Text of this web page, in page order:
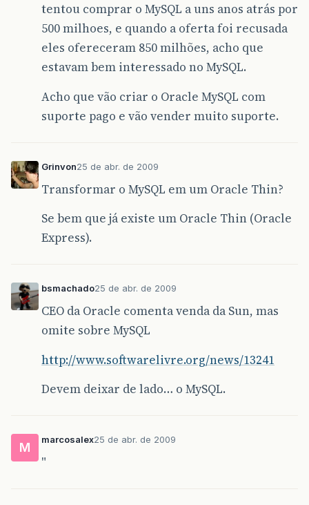
tentou comprar o MySQL a uns anos atrás por
500 milhoes, e quando a oferta foi recusada
eles ofereceram 850 milhões, acho que
estavam bem interessado no MySQL.
Acho que vão criar o Oracle MySQL com
suporte pago e vão vender muito suporte.
Grinvon25 de abr. de 2009
Transformar o MySQL em um Oracle Thin?
Se bem que já existe um Oracle Thin (Oracle
Express).
bsmachado25 de abr. de 2009
CEO da Oracle comenta venda da Sun, mas
omite sobre MySQL
http://www.softwarelivre.org/news/13241
Devem deixar de lado… o MySQL.
M
marcosalex25 de abr. de 2009
"